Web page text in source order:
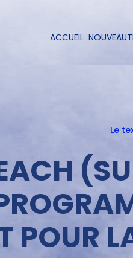
Navigation
ACCUEIL
Le
POUR